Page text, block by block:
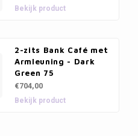
Bekijk product
2-zits Bank Café met
Armleuning - Dark
Green 75
€704,00
Bekijk product